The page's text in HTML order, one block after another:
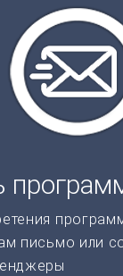
письмо или